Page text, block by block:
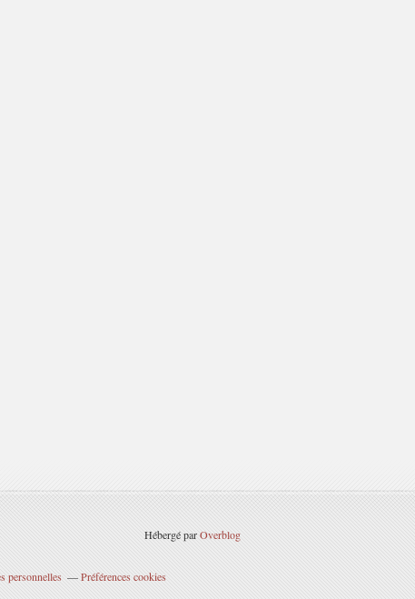
Hébergé parOverblog
personnelles Préférences cookies